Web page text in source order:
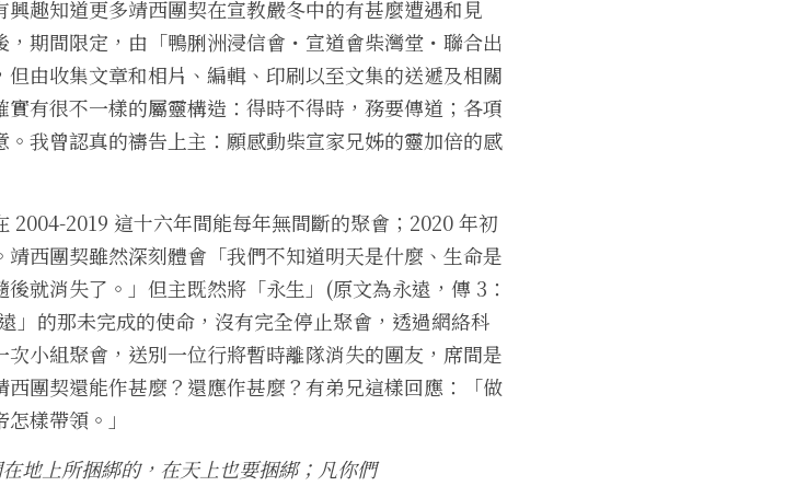
趣知道更多靖西團契在宣教嚴冬中的有甚麼遭遇和見
期間限定，由「鴨脷洲浸信會・宣道會柴灣堂・聯合出
由收集文章和相片、編輯、印刷以至文集的送遞及相關
有很不一樣的屬靈構造：得時不得時，務要傳道；各項
我曾認真的禱告上主：願感動柴宣家兄姊的靈加倍的感
2004-2019 這十六年間能每年無間斷的聚會；2020 年初
西團契雖然深刻體會「我們不知道明天是什麼、生命是
就消失了。」但主既然將「永生」(原文為永遠，傳 3：
」的那未完成的使命，沒有完全停止聚會，透過網絡科
小組聚會，送別一位行將暫時離隊消失的團友，席間是
團契還能作甚麼？還應作甚麼？有弟兄這樣回應：「做
樣帶領。」
在地上所捆綁的，在天上也要捆綁；凡你們